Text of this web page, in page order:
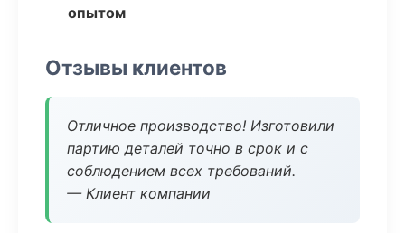
опытом
Отзывы клиентов
Отличное производство! Изготовили
партию деталей точно в срок и с
соблюдением всех требований.
— Клиент компании